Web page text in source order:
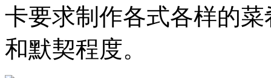
卡要求制作各式各样的
和默契程度。